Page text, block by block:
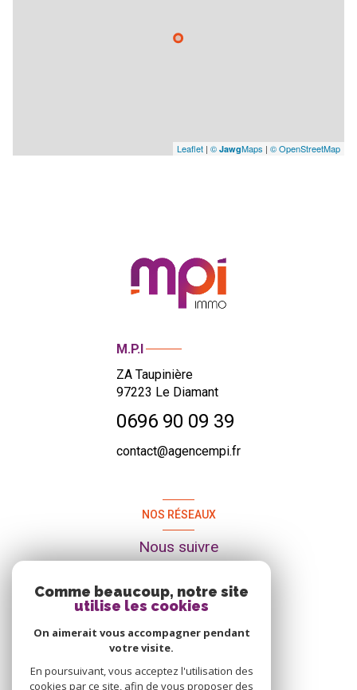
Leaflet | © JawgMaps | © OpenStreetMap
M.P.I
ZA Taupinière
97223 Le Diamant
0696 90 09 39
contact@agencempi.fr
NOS RÉSEAUX
Nous suivre
Comme beaucoup, notre site
utilise les cookies
On aimerait vous accompagner pendant
votre visite.
En poursuivant, vous acceptez l'utilisation des
cookies par ce site, afin de vous proposer des